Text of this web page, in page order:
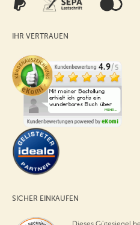
IHR VERTRAUEN
SICHER EINKAUFEN